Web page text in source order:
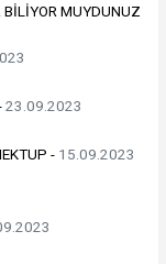
BİLİYOR MUYDUNUZ
23.09.2023
- 15.09.2023